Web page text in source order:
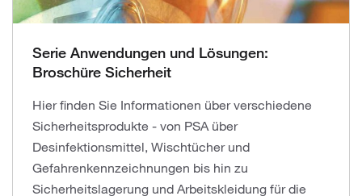
Serie Anwendungen und Lösungen:
Broschüre Sicherheit
Hier finden Sie Informationen über verschiedene
Sicherheitsprodukte - von PSA über
Desinfektionsmittel, Wischtücher und
Gefahrenkennzeichnungen bis hin zu
Sicherheitslagerung und Arbeitskleidung für die